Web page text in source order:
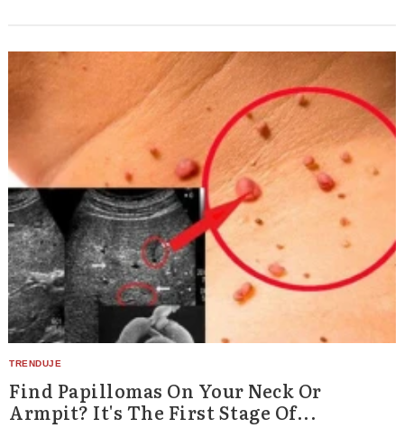
Find Papillomas On Your Neck Or
Armpit? It's The First Stage Of...